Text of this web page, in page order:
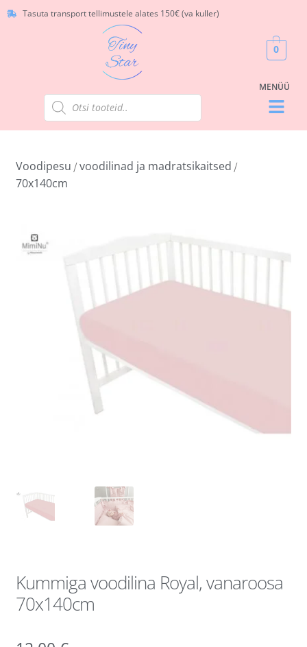
Tasuta transport tellimustele alates 150€ (va kuller)
0
Voodipesu /voodilinad ja madratsikaitsed /
70x140cm
Kummiga voodilina Royal, vanaroosa
70x140cm